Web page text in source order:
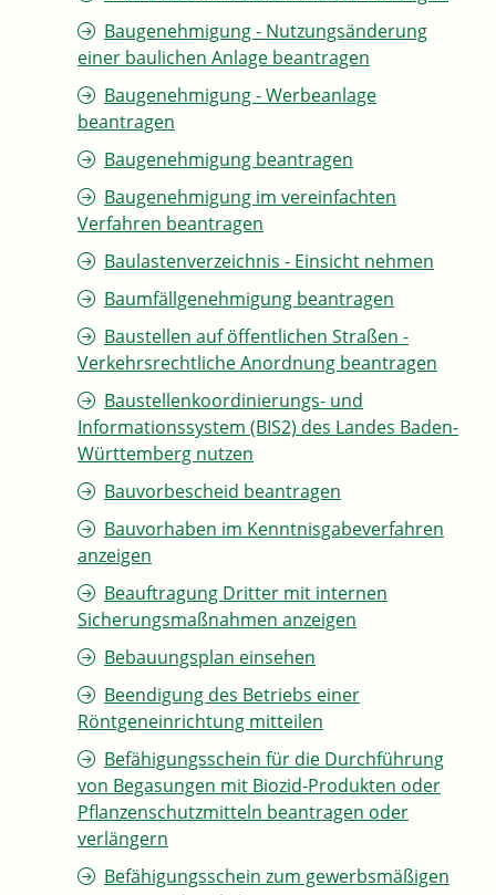
Baugenehmigung - Nutzungsänderung
einer baulichen Anlage beantragen
Baugenehmigung - Werbeanlage
beantragen
Baugenehmigung beantragen
Baugenehmigung im vereinfachten
Verfahren beantragen
Baulastenverzeichnis - Einsicht nehmen
Baumfällgenehmigung beantragen
Baustellen auf öffentlichen Straßen -
Verkehrsrechtliche Anordnung beantragen
Baustellenkoordinierungs- und
Informationssystem (BIS2) des Landes Baden-
Württemberg nutzen
Bauvorbescheid beantragen
Bauvorhaben im Kenntnisgabeverfahren
anzeigen
Beauftragung Dritter mit internen
Sicherungsmaßnahmen anzeigen
Bebauungsplan einsehen
Beendigung des Betriebs einer
Röntgeneinrichtung mitteilen
Befähigungsschein für die Durchführung
von Begasungen mit Biozid-Produkten oder
Pflanzenschutzmitteln beantragen oder
verlängern
Befähigungsschein zum gewerbsmäßigen